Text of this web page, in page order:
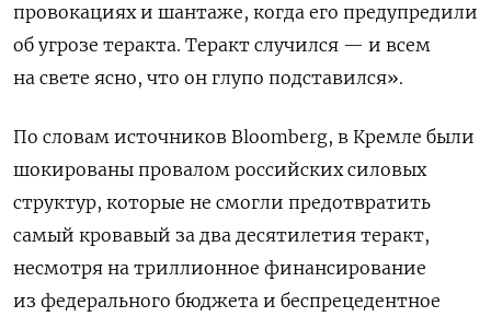
провокациях и шантаже, когда его предупредили
об угрозе теракта. Теракт случился — и всем
на свете ясно, что он глупо подставился».
По словам источников Bloomberg, в Кремле были
шокированы провалом российских силовых
структур, которые не смогли предотвратить
самый кровавый за два десятилетия теракт,
несмотря на триллионное финансирование
из федерального бюджета и беспрецедентное